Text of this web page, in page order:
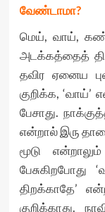
வேண்டாமா?
மெய், வாய், கண்,
அடக்கத்தைத்
தவிர ஏனைய
குறிக்க, ‘வாய்’
பேசாது.
என்றால் இரு
மூடு
திறக்காதே’
குறிக்காது.